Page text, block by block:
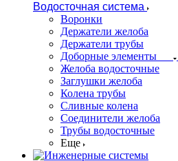
Водосточная система
Воронки
Держатели желоба
Держатели трубы
Доборные элементы
Желоба водосточные
Заглушки желоба
Колена трубы
Сливные колена
Соединители желоба
Трубы водосточные
Еще